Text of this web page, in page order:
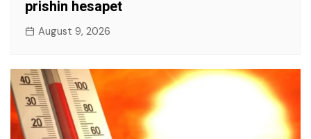
prishin hesapet
August 9, 2026